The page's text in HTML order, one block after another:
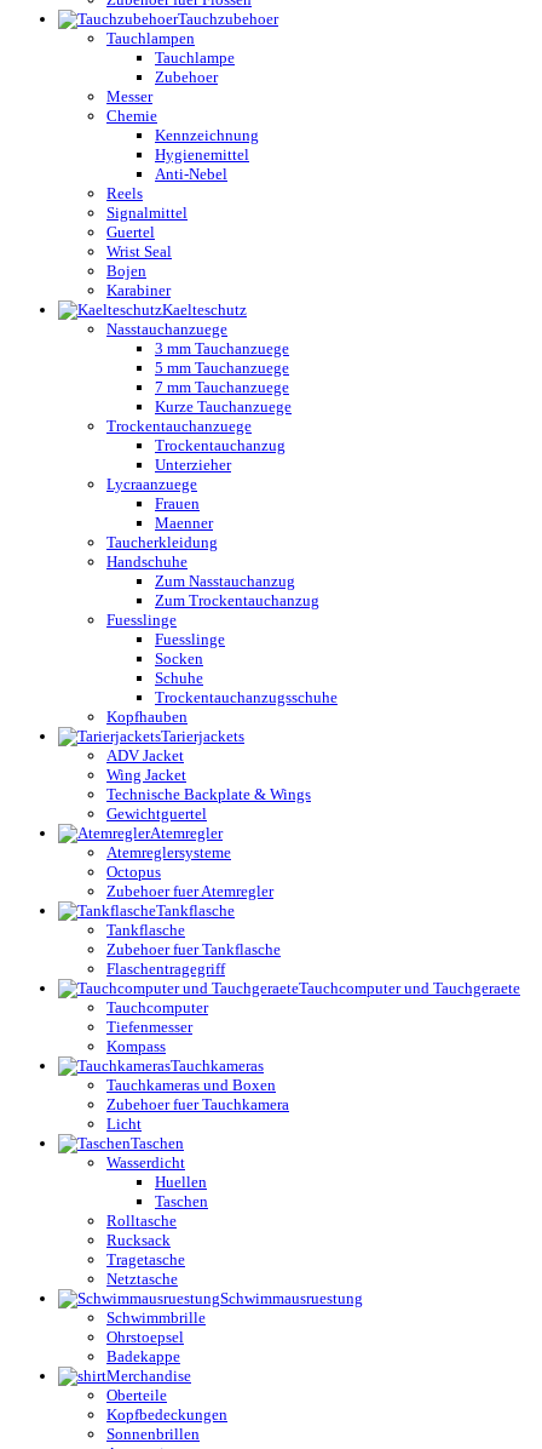
Tauchzubehoer
Tauchlampen
Tauchlampe
Zubehoer
Messer
Chemie
Kennzeichnung
Hygienemittel
Anti-Nebel
Reels
Signalmittel
Guertel
Wrist Seal
Bojen
Karabiner
Kaelteschutz
Nasstauchanzuege
3 mm Tauchanzuege
5 mm Tauchanzuege
7 mm Tauchanzuege
Kurze Tauchanzuege
Trockentauchanzuege
Trockentauchanzug
Unterzieher
Lycraanzuege
Frauen
Maenner
Taucherkleidung
Handschuhe
Zum Nasstauchanzug
Zum Trockentauchanzug
Fuesslinge
Fuesslinge
Socken
Schuhe
Trockentauchanzugsschuhe
Kopfhauben
Tarierjackets
ADV Jacket
Wing Jacket
Technische Backplate & Wings
Gewichtguertel
Atemregler
Atemreglersysteme
Octopus
Zubehoer fuer Atemregler
Tankflasche
Tankflasche
Zubehoer fuer Tankflasche
Flaschentragegriff
Tauchcomputer und Tauchgeraete
Tauchcomputer
Tiefenmesser
Kompass
Tauchkameras
Tauchkameras und Boxen
Zubehoer fuer Tauchkamera
Licht
Taschen
Wasserdicht
Huellen
Taschen
Rolltasche
Rucksack
Tragetasche
Netztasche
Schwimmausruestung
Schwimmbrille
Ohrstoepsel
Badekappe
Merchandise
Oberteile
Kopfbedeckungen
Sonnenbrillen